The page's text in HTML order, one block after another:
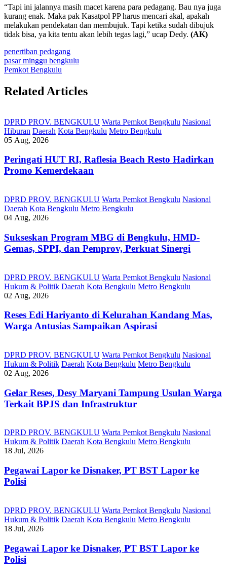
“Tapi ini jalannya masih macet karena para pedagang. Bau nya juga
kurang enak. Maka pak Kasatpol PP harus mencari akal, apakah
melakukan pendekatan dan membujuk. Tapi ketika sudah dibujuk
tidak bisa, ya kita tentu akan lebih tegas lagi,” ucap Dedy. (AK)
penertiban pedagang
pasar minggu bengkulu
Pemkot Bengkulu
Related Articles
DPRD PROV. BENGKULU Warta Pemkot Bengkulu Nasional
Hiburan Daerah Kota Bengkulu Metro Bengkulu
05 Aug, 2026
Peringati HUT RI, ‎Raflesia Beach Resto Hadirkan
Promo Kemerdekaan
DPRD PROV. BENGKULU Warta Pemkot Bengkulu Nasional
Daerah Kota Bengkulu Metro Bengkulu
04 Aug, 2026
Sukseskan Program MBG di Bengkulu, HMD-
Gemas, SPPI, dan Pemprov, Perkuat Sinergi
DPRD PROV. BENGKULU Warta Pemkot Bengkulu Nasional
Hukum & Politik Daerah Kota Bengkulu Metro Bengkulu
02 Aug, 2026
Reses Edi Hariyanto di Kelurahan Kandang Mas,
Warga Antusias Sampaikan Aspirasi
DPRD PROV. BENGKULU Warta Pemkot Bengkulu Nasional
Hukum & Politik Daerah Kota Bengkulu Metro Bengkulu
02 Aug, 2026
Gelar Reses, Desy Maryani Tampung Usulan Warga
Terkait BPJS dan Infrastruktur
DPRD PROV. BENGKULU Warta Pemkot Bengkulu Nasional
Hukum & Politik Daerah Kota Bengkulu Metro Bengkulu
18 Jul, 2026
Pegawai Lapor ke Disnaker, PT BST Lapor ke
Polisi
DPRD PROV. BENGKULU Warta Pemkot Bengkulu Nasional
Hukum & Politik Daerah Kota Bengkulu Metro Bengkulu
18 Jul, 2026
Pegawai Lapor ke Disnaker, PT BST Lapor ke
Polisi